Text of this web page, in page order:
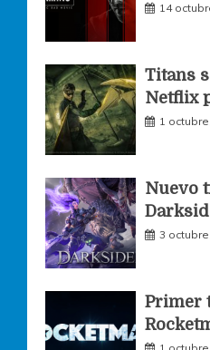
b
o
o
a
g
m
14
Titans
Netflix
1
Nuevo
3
Primer